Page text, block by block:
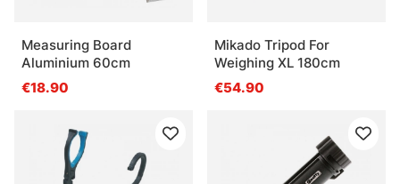
Measuring Board
Aluminium 60cm
€18.90
Mikado Tripod For
Weighing XL 180cm
€54.90